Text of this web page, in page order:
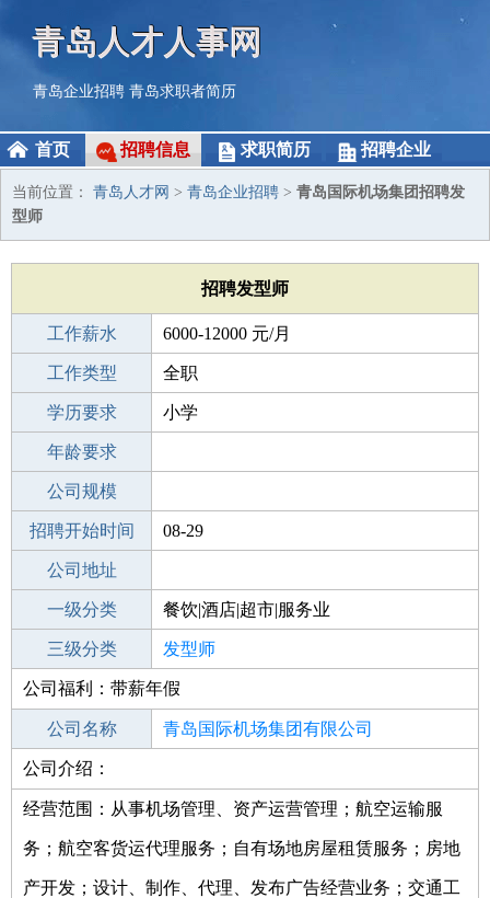
青岛人才人事网
青岛企业招聘 青岛求职者简历
首页 招聘信息 求职简历 招聘企业
当前位置： 青岛人才网 > 青岛企业招聘 > 青岛国际机场集团招聘发
型师
招聘发型师
工作薪水 6000-12000 元/月
招聘人数 100人
工作类型 全职
性别要求 -
学历要求 小学
工作经验
年龄要求
工作地点
公司规模
公司电话
招聘开始时间 08-29
招聘结束时间
公司地址
一级分类 餐饮|酒店|超市|服务业
二级分类 美容/美发
三级分类 发型师
其他行业 美发
公司福利：带薪年假
公司名称 青岛国际机场集团有限公司
公司类型
公司介绍：
经营范围：从事机场管理、资产运营管理；航空运输服
务；航空客货运代理服务；自有场地房屋租赁服务；房地
产开发；设计、制作、代理、发布广告经营业务；交通工